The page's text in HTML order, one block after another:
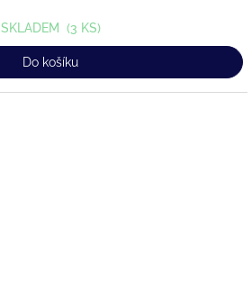
SKLADEM (3 KS)
Do košíku